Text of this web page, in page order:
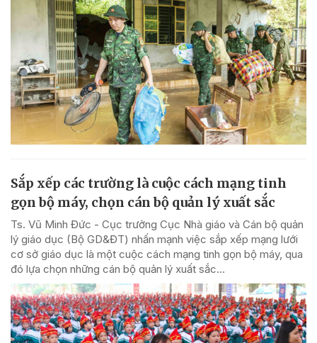
Sắp xếp các trường là cuộc cách mạng tinh
gọn bộ máy, chọn cán bộ quản lý xuất sắc
Ts. Vũ Minh Đức - Cục trưởng Cục Nhà giáo và Cán bộ quản
lý giáo dục (Bộ GD&ĐT) nhấn mạnh việc sắp xếp mạng lưới
cơ sở giáo dục là một cuộc cách mạng tinh gọn bộ máy, qua
đó lựa chọn những cán bộ quản lý xuất sắc...